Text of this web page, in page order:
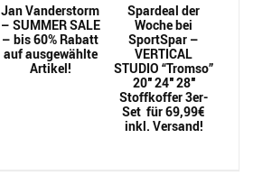
Jan Vanderstorm
– SUMMER SALE
– bis 60% Rabatt
auf ausgewählte
Artikel!
Spardeal der
Woche bei
SportSpar –
VERTICAL
STUDIO “Tromso”
20″ 24″ 28″
Stoffkoffer 3er-
Set für 69,99€
inkl. Versand!